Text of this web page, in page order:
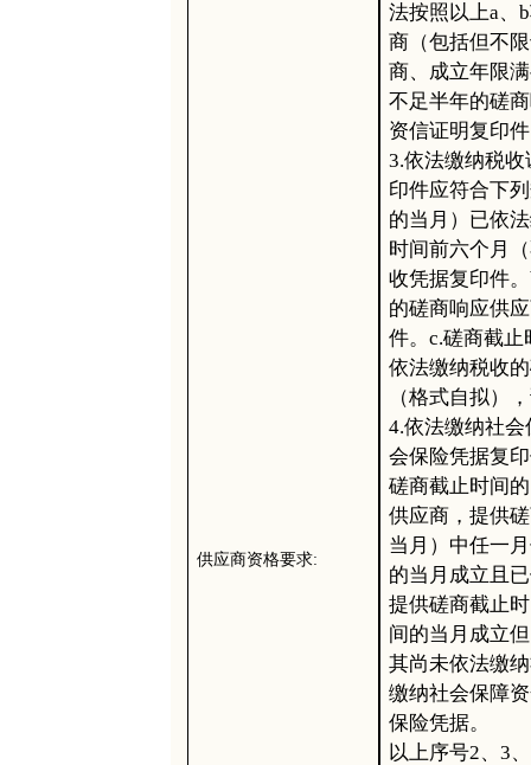
供应商资格要求:
法按照以上a、
商（包括但不
商、成立年限
不足半年的磋
资信证明复印
3.依法缴纳税
印件应符合下
的当月）已依
时间前六个月
收凭据复印件
的磋商响应供
件。c.磋商截
依法缴纳税收
（格式自拟）
4.依法缴纳社
会保险凭据复
磋商截止时间
供应商，提供
当月）中任一
的当月成立且
提供磋商截止
间的当月成立
其尚未依法缴
缴纳社会保障
保险凭据。
以上序号2、3